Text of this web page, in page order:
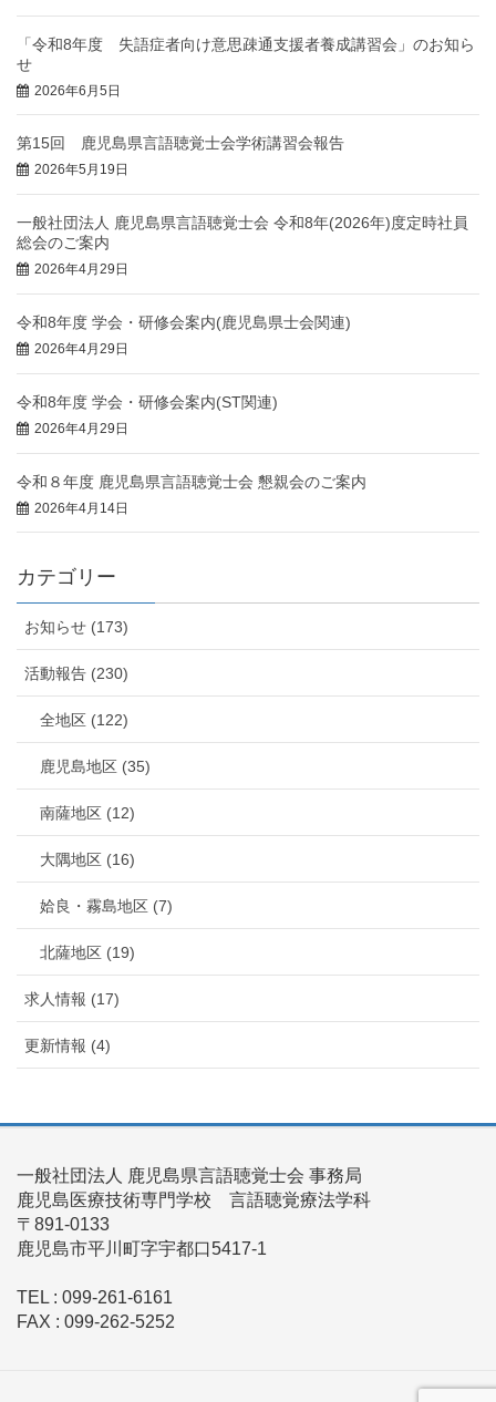
「令和8年度 失語症者向け意思疎通支援者養成講習会」のお知ら
せ
2026年6月5日
第15回 鹿児島県言語聴覚士会学術講習会報告
2026年5月19日
一般社団法人 鹿児島県言語聴覚士会 令和8年(2026年)度定時社員
総会のご案内
2026年4月29日
令和8年度 学会・研修会案内(鹿児島県士会関連)
2026年4月29日
令和8年度 学会・研修会案内(ST関連)
2026年4月29日
令和８年度 鹿児島県言語聴覚士会 懇親会のご案内
2026年4月14日
カテゴリー
お知らせ (173)
活動報告 (230)
全地区 (122)
鹿児島地区 (35)
南薩地区 (12)
大隅地区 (16)
姶良・霧島地区 (7)
北薩地区 (19)
求人情報 (17)
更新情報 (4)
一般社団法人 鹿児島県言語聴覚士会 事務局
鹿児島医療技術専門学校 言語聴覚療法学科
〒891-0133
鹿児島市平川町字宇都口5417-1
TEL : 099-261-6161
FAX : 099-262-5252